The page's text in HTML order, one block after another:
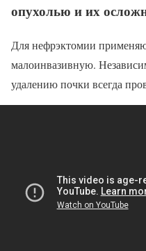
опухолью и их
Для нефрэктомии
малоинвазивную.
удалению почки всегда